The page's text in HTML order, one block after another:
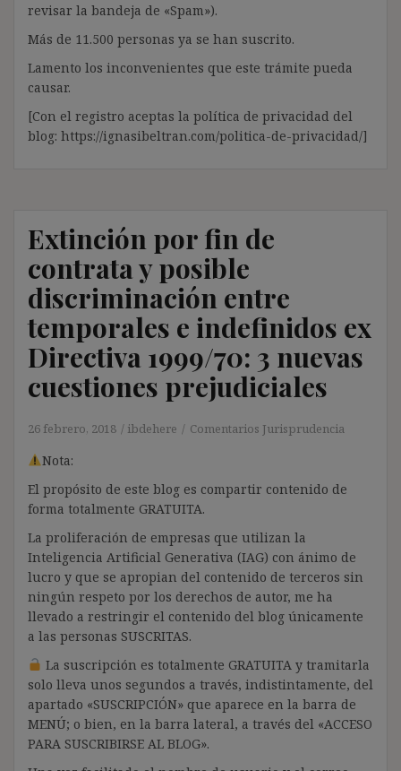
revisar la bandeja de «Spam»).
Más de 11.500 personas ya se han suscrito.
Lamento los inconvenientes que este trámite pueda
causar.
[Con el registro aceptas la política de privacidad del
blog: https://ignasibeltran.com/politica-de-privacidad/]
Extinción por fin de
contrata y posible
discriminación entre
temporales e indefinidos ex
Directiva 1999/70: 3 nuevas
cuestiones prejudiciales
26 febrero, 2018 ibdehere Comentarios Jurisprudencia
Nota:
El propósito de este blog es compartir contenido de
forma totalmente GRATUITA.
La proliferación de empresas que utilizan la
Inteligencia Artificial Generativa (IAG) con ánimo de
lucro y que se apropian del contenido de terceros sin
ningún respeto por los derechos de autor, me ha
llevado a restringir el contenido del blog únicamente
a las personas SUSCRITAS.
La suscripción es totalmente GRATUITA y tramitarla
solo lleva unos segundos a través, indistintamente, del
apartado «SUSCRIPCIÓN» que aparece en la barra de
MENÚ; o bien, en la barra lateral, a través del «ACCESO
PARA SUSCRIBIRSE AL BLOG».